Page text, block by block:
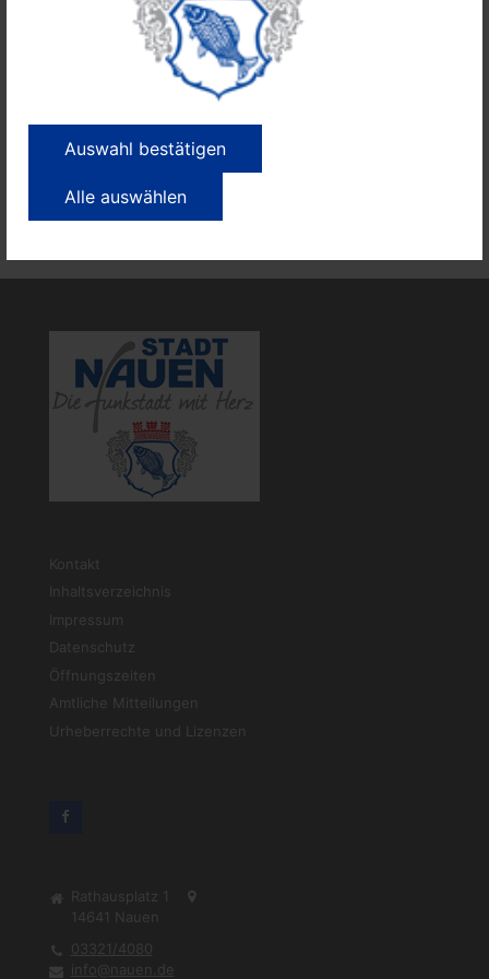
Auswahl bestätigen
Alle auswählen
Kontakt
Inhaltsverzeichnis
Impressum
Datenschutz
Öffnungszeiten
Amtliche Mitteilungen
Urheberrechte und Lizenzen
Rathausplatz 1
14641
Nauen
03321/4080
info@nauen.de